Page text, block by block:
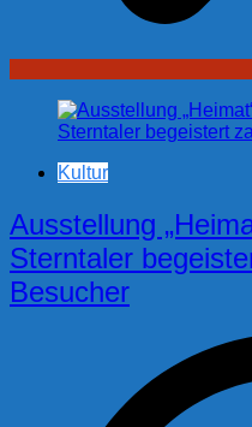
Kultur
Ausstellung
Sterntaler
Besucher